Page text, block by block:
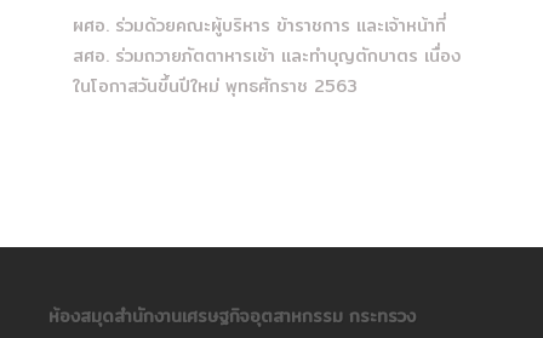
ผศอ. ร่วมด้วยคณะผู้บริหาร ข้าราชการ และเจ้าหน้าที่
สศอ. ร่วมถวายภัตตาหารเช้า และทำบุญตักบาตร เนื่อง
ในโอกาสวันขึ้นปีใหม่ พุทธศักราช 2563
ห้องสมุดสำนักงานเศรษฐกิจอุตสาหกรรม กระทรวง